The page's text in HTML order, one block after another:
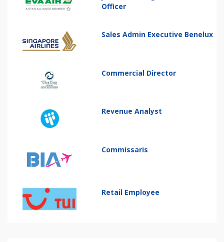
Officer
Sales Admin Executive Benelux
Commercial Director
Revenue Analyst
Commissaris
Retail Employee